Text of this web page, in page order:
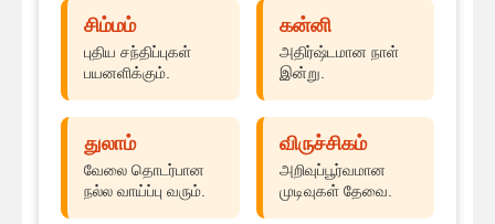
சிம்மம்
புதிய சந்திப்புகள்
பயனளிக்கும்.
கன்னி
அதிர்ஷ்டமான நாள்
இன்று.
துலாம்
வேலை தொடர்பான
நல்ல வாய்ப்பு வரும்.
விருச்சிகம்
அறிவுப்பூர்வமான
முடிவுகள் தேவை.